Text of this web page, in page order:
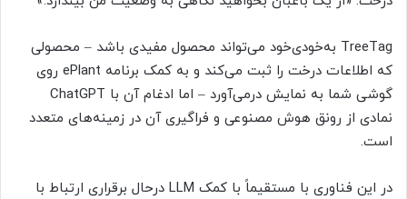
TreeTag به‌خودی‌خود می‌تواند محصول مفیدی باشد – محصولی
که اطلاعات درخت را ثبت می‌کند و به کمک برنامه ePlant روی
گوشی شما به نمایش درمی‌آورد – اما ادغام آن با ChatGPT
نمادی از رونق هوش مصنوعی و فراگیری آن در زمینه‌های متعدد
است.
در این فناوری با مستقیماً با کمک LLM درحال برقراری ارتباط با